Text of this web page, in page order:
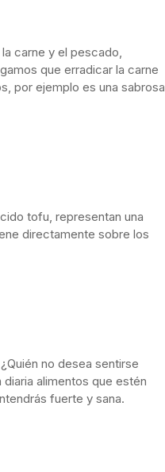
carne y el pescado,
que erradicar la carne
por ejemplo es una sabrosa
tofu, representan una
directamente sobre los
no desea sentirse
alimentos que estén
fuerte y sana.